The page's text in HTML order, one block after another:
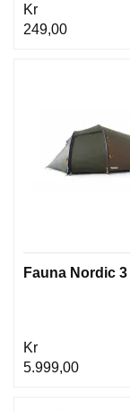
Kr
249,00
Fauna Nordic
Kr
5.999,00